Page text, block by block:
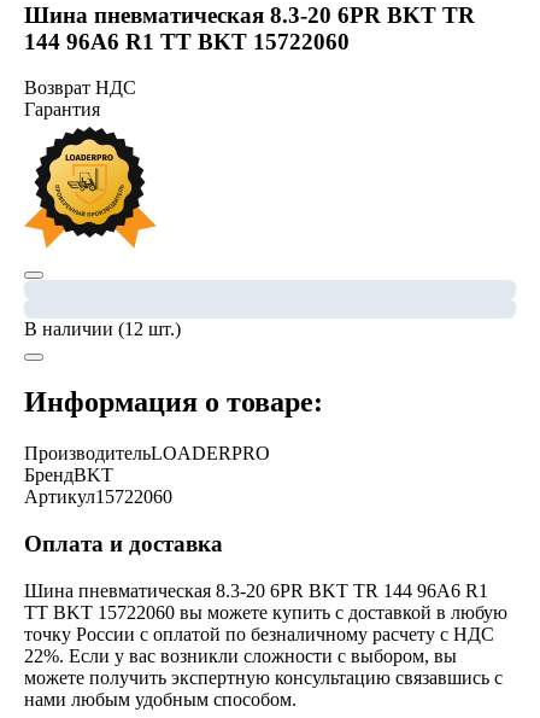
Шина пневматическая 8.3-20 6PR BKT TR
144 96A6 R1 TT BKT 15722060
Возврат НДС
Гарантия
В наличии (12 шт.)
Информация о товаре:
ПроизводительLOADERPRO
БрендBKT
Артикул15722060
Оплата и доставка
Шина пневматическая 8.3-20 6PR BKT TR 144 96A6 R1
TT BKT 15722060 вы можете купить с доставкой в любую
точку России с оплатой по безналичному расчету с НДС
22%. Если у вас возникли сложности с выбором, вы
можете получить экспертную консультацию связавшись с
нами любым удобным способом.